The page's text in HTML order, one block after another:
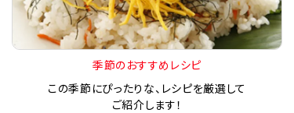
季節のおすすめレシピ
この季節にぴったりな、レシピを厳選して
ご紹介します！